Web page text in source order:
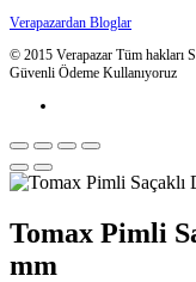
Verapazardan Bloglar
© 2015 Verapazar Tüm hakları
Güvenli Ödeme Kullanıyoruz
Tomax Pimli
mm